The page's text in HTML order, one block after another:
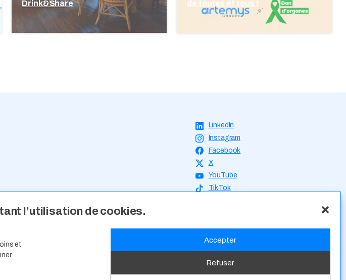
l’utilisation de cookies.
et
Accepter
Refuser
Drink&Share
de toutes et tous !